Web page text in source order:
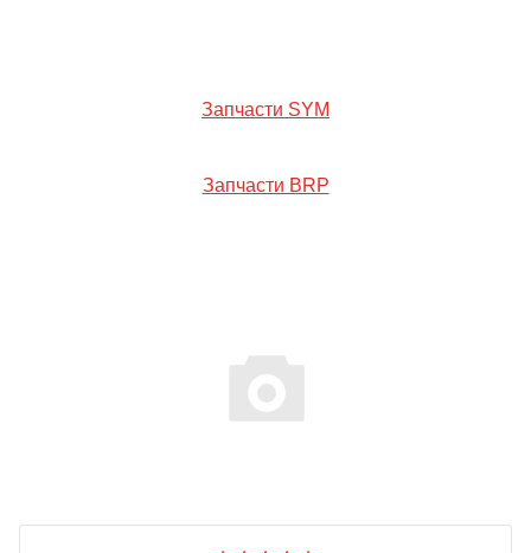
Запчасти SYM
Запчасти BRP